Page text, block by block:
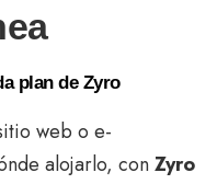
plan de Zyro
web o e-
alojarlo, conZyro